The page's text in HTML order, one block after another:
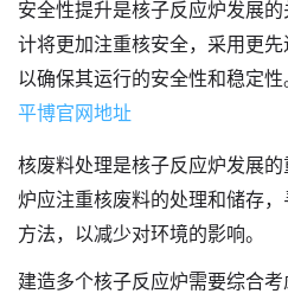
安全性提升是核子反应炉发展
计将更加注重核安全，采用更先
以确保其运行的安全性和稳定性
平博官网地址
核废料处理是核子反应炉发展
炉应注重核废料的处理和储存
方法，以减少对环境的影响。
建造多个核子反应炉需要综合考